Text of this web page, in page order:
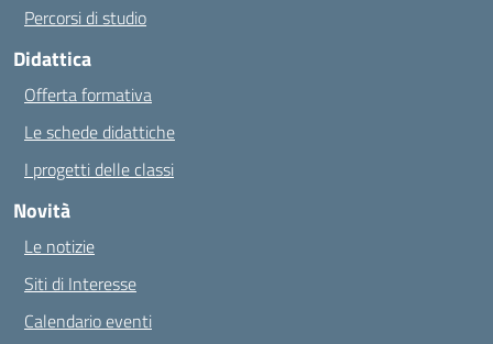
Percorsi di studio
Didattica
Offerta formativa
Le schede didattiche
I progetti delle classi
Novità
Le notizie
Siti di Interesse
Calendario eventi